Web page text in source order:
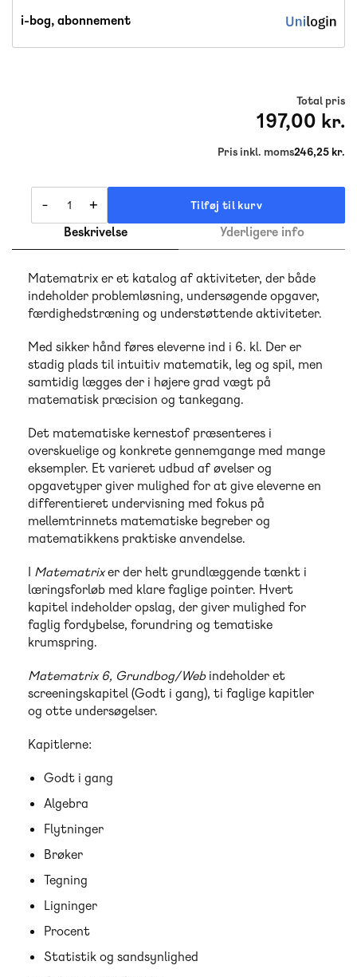
i-bog, abonnement
Total pris
197,00 kr.
Pris inkl. moms246,25 kr.
- + Tilføj til kurv
Beskrivelse Yderligere info
Matematrix er et katalog af aktiviteter, der både
indeholder problemløsning, undersøgende opgaver,
færdighedstræning og understøttende aktiviteter.
Med sikker hånd føres eleverne ind i 6. kl. Der er
stadig plads til intuitiv matematik, leg og spil, men
samtidig lægges der i højere grad vægt på
matematisk præcision og tankegang.
Det matematiske kernestof præsenteres i
overskuelige og konkrete gennemgange med mange
eksempler. Et varieret udbud af øvelser og
opgavetyper giver mulighed for at give eleverne en
differentieret undervisning med fokus på
mellemtrinnets matematiske begreber og
matematikkens praktiske anvendelse.
I Matematrixer der helt grundlæggende tænkt i
læringsforløb med klare faglige pointer. Hvert
kapitel indeholder opslag, der giver mulighed for
faglig fordybelse, forundring og tematiske
krumspring.
Matematrix 6, Grundbog/Webindeholder et
screeningskapitel (Godt i gang), ti faglige kapitler
og otte undersøgelser.
Kapitlerne:
Godt i gang
Algebra
Flytninger
Brøker
Tegning
Ligninger
Procent
Statistik og sandsynlighed